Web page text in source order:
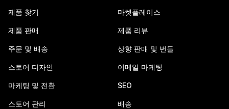
제품 찾기
제품 판매
주문 및 배송
스토어 디자인
마케팅 및 전환
스토어 관리
마켓플레이스
제품 리뷰
상향 판매 및 번들
이메일 마케팅
SEO
배송